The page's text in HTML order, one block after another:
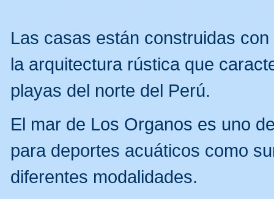
Las casas están construidas
la arquitectura rústica que
playas del norte del Perú.
El mar de Los Organos es uno
para deportes acuáticos como
diferentes modalidades.